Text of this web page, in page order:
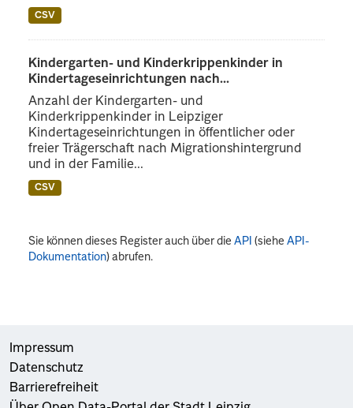
CSV
Kindergarten- und Kinderkrippenkinder in
Kindertageseinrichtungen nach...
Anzahl der Kindergarten- und
Kinderkrippenkinder in Leipziger
Kindertageseinrichtungen in öffentlicher oder
freier Trägerschaft nach Migrationshintergrund
und in der Familie...
CSV
Sie können dieses Register auch über dieAPI (sieheAPI-
Dokumentation) abrufen.
Impressum
Datenschutz
Barrierefreiheit